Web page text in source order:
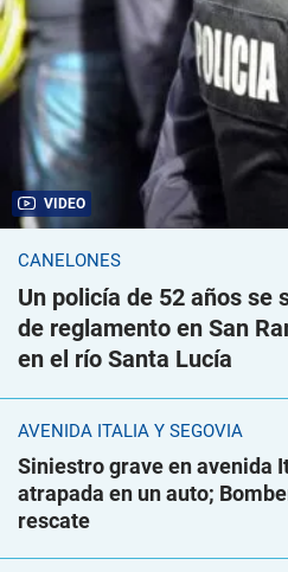
VIDEO
CANELONES
Un policía de 52 años se
de reglamento en San
en el río Santa Lucía
AVENIDA ITALIA Y SEGOVIA
Siniestro grave en avenida
atrapada en un auto;
rescate